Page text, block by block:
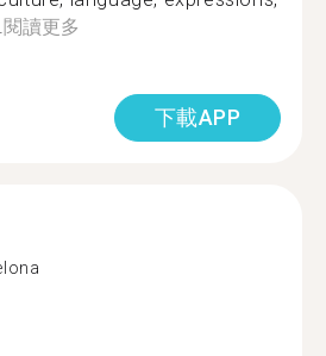
閱讀更多
下載APP